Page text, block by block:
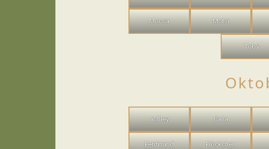
Mocca Motsi
Toby
Ashley Carla
Ferdinand Flöckchen